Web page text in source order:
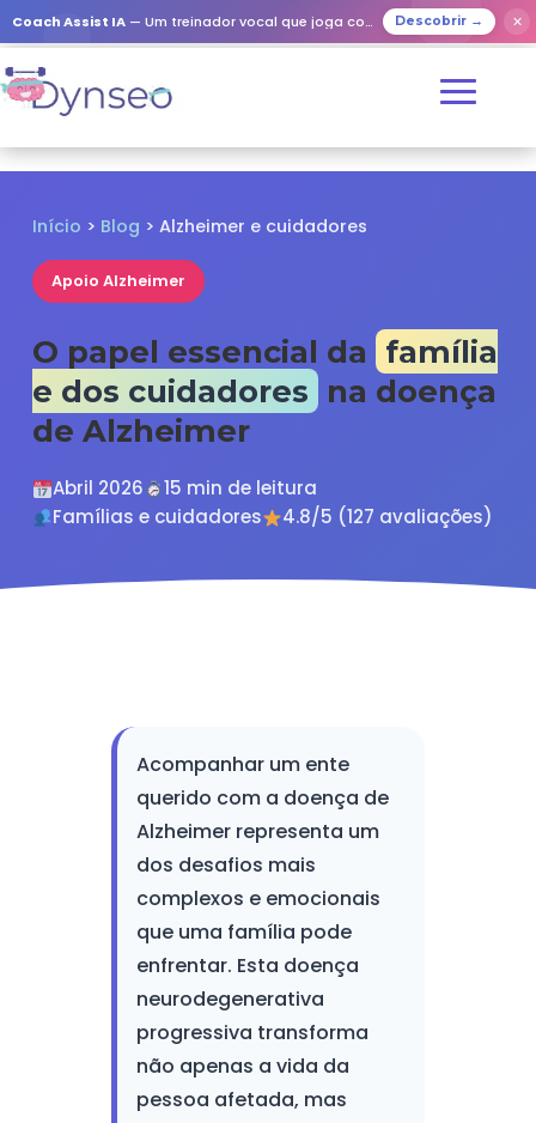
Coach Assist IA — Um treinador vocal que joga com os seus entes queridos Descobrir → ✕
Início > Blog > Alzheimer e cuidadores
Apoio Alzheimer
O papel essencial da família
e dos cuidadores na doença
de Alzheimer
Abril 2026
15 min de leitura
Famílias e cuidadores
4.8/5 (127 avaliações)
Acompanhar um ente
querido com a doença de
Alzheimer representa um
dos desafios mais
complexos e emocionais
que uma família pode
enfrentar. Esta doença
neurodegenerativa
progressiva transforma
não apenas a vida da
pessoa afetada, mas